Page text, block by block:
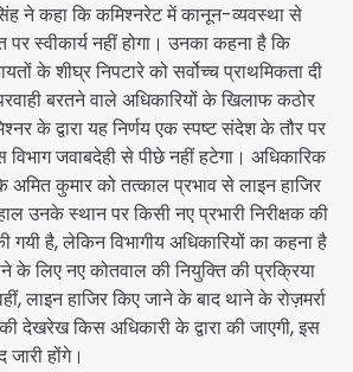
ने कहा कि कमिश्नरेट में कानून-व्यवस्था से
स्वीकार्य नहीं होगा। उनका कहना है कि
के शीघ्र निपटारे को सर्वोच्च प्राथमिकता दी
बरतने वाले अधिकारियों के खिलाफ कठोर
के द्वारा यह निर्णय एक स्पष्ट संदेश के तौर पर
विभाग जवाबदेही से पीछे नहीं हटेगा। अधिकारिक
अमित कुमार को तत्काल प्रभाव से लाइन हाजिर
उनके स्थान पर किसी नए प्रभारी निरीक्षक की
गयी है, लेकिन विभागीय अधिकारियों का कहना है
के लिए नए कोतवाल की नियुक्ति की प्रक्रिया
लाइन हाजिर किए जाने के बाद थाने के रोज़मर्रा
देखरेख किस अधिकारी के द्वारा की जाएगी, इस
जारी होंगे।